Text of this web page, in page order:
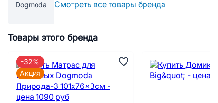
Dogmoda Смотреть все товары бренда
Товары этого бренда
-32%
Акция